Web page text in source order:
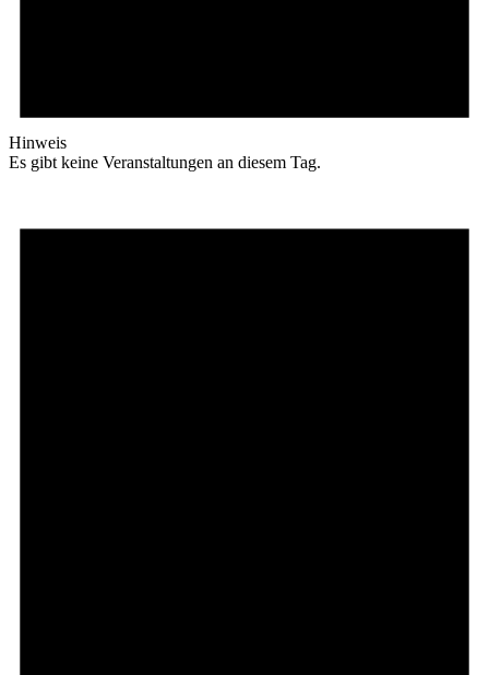
Hinweis
Es gibt keine Veranstaltungen an diesem Tag.